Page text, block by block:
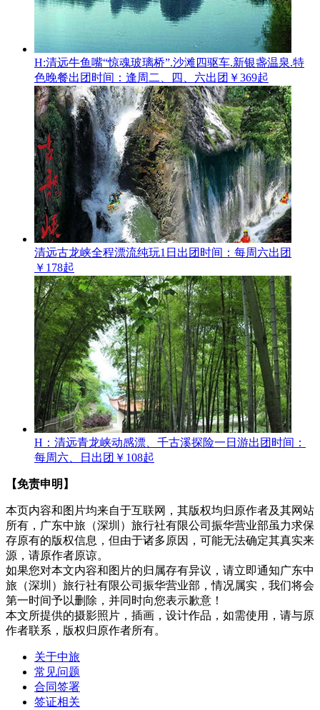
H:清远牛鱼嘴“惊魂玻璃桥”.沙滩四驱车.新银盏温泉.特
色晚餐出团时间：逢周二、四、六出团 ￥369起
清远古龙峡全程漂流纯玩1日 出团时间：每周六出团
￥178起
H：清远青龙峡动感漂、千古溪探险一日游出团时间：
每周六、日出团 ￥108起
【免责申明】
本页内容和图片均来自于互联网，其版权均归原作者及其网站
所有，广东中旅（深圳）旅行社有限公司振华营业部虽力求保
存原有的版权信息，但由于诸多原因，可能无法确定其真实来
源，请原作者原谅。
如果您对本文内容和图片的归属存有异议，请立即通知广东中
旅（深圳）旅行社有限公司振华营业部，情况属实，我们将会
第一时间予以删除，并同时向您表示歉意！
本文所提供的摄影照片，插画，设计作品，如需使用，请与原
作者联系，版权归原作者所有。
关于中旅
常见问题
合同签署
签证相关